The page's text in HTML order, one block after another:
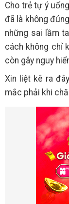
Cho trẻ tự ý
đã là không
những sai lầm
cách không chỉ
còn gây nguy
Xin liệt kê ra
mắc phải khi